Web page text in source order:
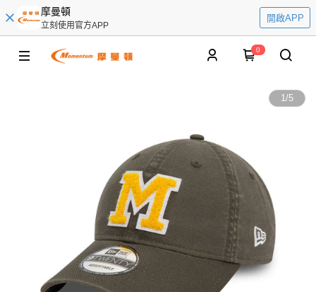
摩曼頓
立刻使用官方APP
開啟APP
0
1/5